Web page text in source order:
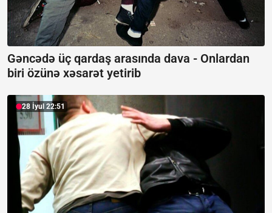
Gəncədə üç qardaş arasında dava - Onlardan
biri özünə xəsarət yetirib
28 İyul 22:51